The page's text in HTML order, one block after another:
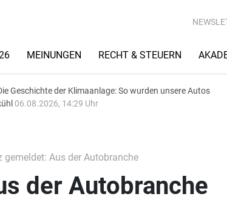
MEINUNGEN RECHT & STEUERN
Geschichte der Klimaanlage: So wurden unsere Autos
06.08.2026, 14:29 Uhr
gemeldet: Aus der Autobranche
der Autobranche